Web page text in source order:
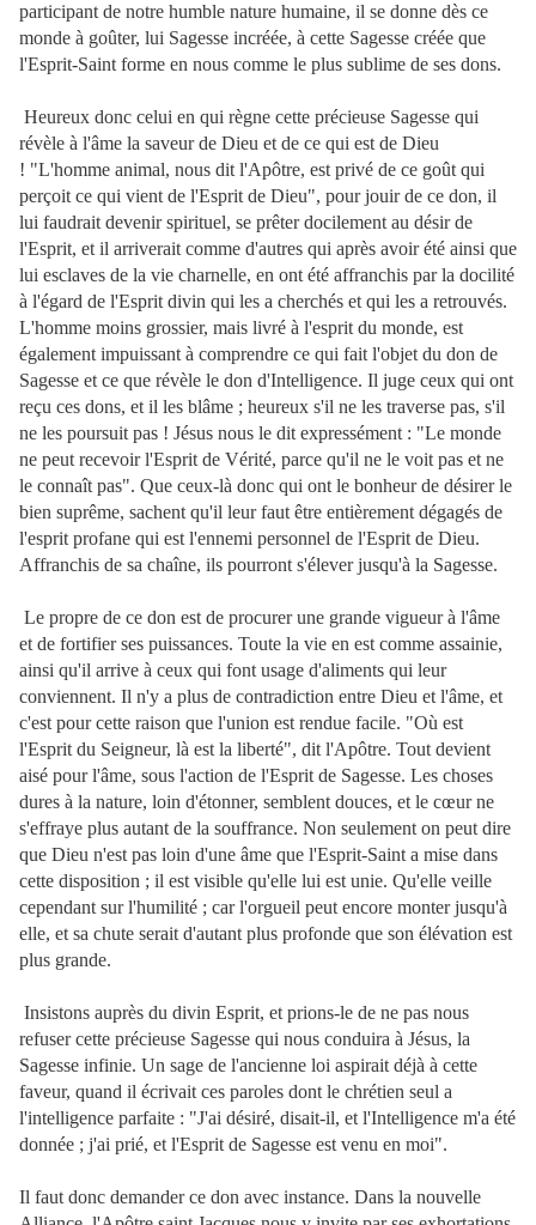
participant de notre humble nature humaine, il se donne dès ce
monde à goûter, lui Sagesse incréée, à cette Sagesse créée que
l'Esprit-Saint forme en nous comme le plus sublime de ses dons.
Heureux donc celui en qui règne cette précieuse Sagesse qui
révèle à l'âme la saveur de Dieu et de ce qui est de Dieu
! "L'homme animal, nous dit l'Apôtre, est privé de ce goût qui
perçoit ce qui vient de l'Esprit de Dieu", pour jouir de ce don, il
lui faudrait devenir spirituel, se prêter docilement au désir de
l'Esprit, et il arriverait comme d'autres qui après avoir été ainsi que
lui esclaves de la vie charnelle, en ont été affranchis par la docilité
à l'égard de l'Esprit divin qui les a cherchés et qui les a retrouvés.
L'homme moins grossier, mais livré à l'esprit du monde, est
également impuissant à comprendre ce qui fait l'objet du don de
Sagesse et ce que révèle le don d'Intelligence. Il juge ceux qui ont
reçu ces dons, et il les blâme ; heureux s'il ne les traverse pas, s'il
ne les poursuit pas ! Jésus nous le dit expressément : "Le monde
ne peut recevoir l'Esprit de Vérité, parce qu'il ne le voit pas et ne
le connaît pas". Que ceux-là donc qui ont le bonheur de désirer le
bien suprême, sachent qu'il leur faut être entièrement dégagés de
l'esprit profane qui est l'ennemi personnel de l'Esprit de Dieu.
Affranchis de sa chaîne, ils pourront s'élever jusqu'à la Sagesse.
Le propre de ce don est de procurer une grande vigueur à l'âme
et de fortifier ses puissances. Toute la vie en est comme assainie,
ainsi qu'il arrive à ceux qui font usage d'aliments qui leur
conviennent. Il n'y a plus de contradiction entre Dieu et l'âme, et
c'est pour cette raison que l'union est rendue facile. "Où est
l'Esprit du Seigneur, là est la liberté", dit l'Apôtre. Tout devient
aisé pour l'âme, sous l'action de l'Esprit de Sagesse. Les choses
dures à la nature, loin d'étonner, semblent douces, et le cœur ne
s'effraye plus autant de la souffrance. Non seulement on peut dire
que Dieu n'est pas loin d'une âme que l'Esprit-Saint a mise dans
cette disposition ; il est visible qu'elle lui est unie. Qu'elle veille
cependant sur l'humilité ; car l'orgueil peut encore monter jusqu'à
elle, et sa chute serait d'autant plus profonde que son élévation est
plus grande.
Insistons auprès du divin Esprit, et prions-le de ne pas nous
refuser cette précieuse Sagesse qui nous conduira à Jésus, la
Sagesse infinie. Un sage de l'ancienne loi aspirait déjà à cette
faveur, quand il écrivait ces paroles dont le chrétien seul a
l'intelligence parfaite : "J'ai désiré, disait-il, et l'Intelligence m'a été
donnée ; j'ai prié, et l'Esprit de Sagesse est venu en moi".
Il faut donc demander ce don avec instance. Dans la nouvelle